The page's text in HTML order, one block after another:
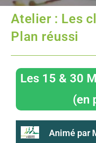
Atelier : Les
Plan réussi
Les 15 & 30
(en
Animé par